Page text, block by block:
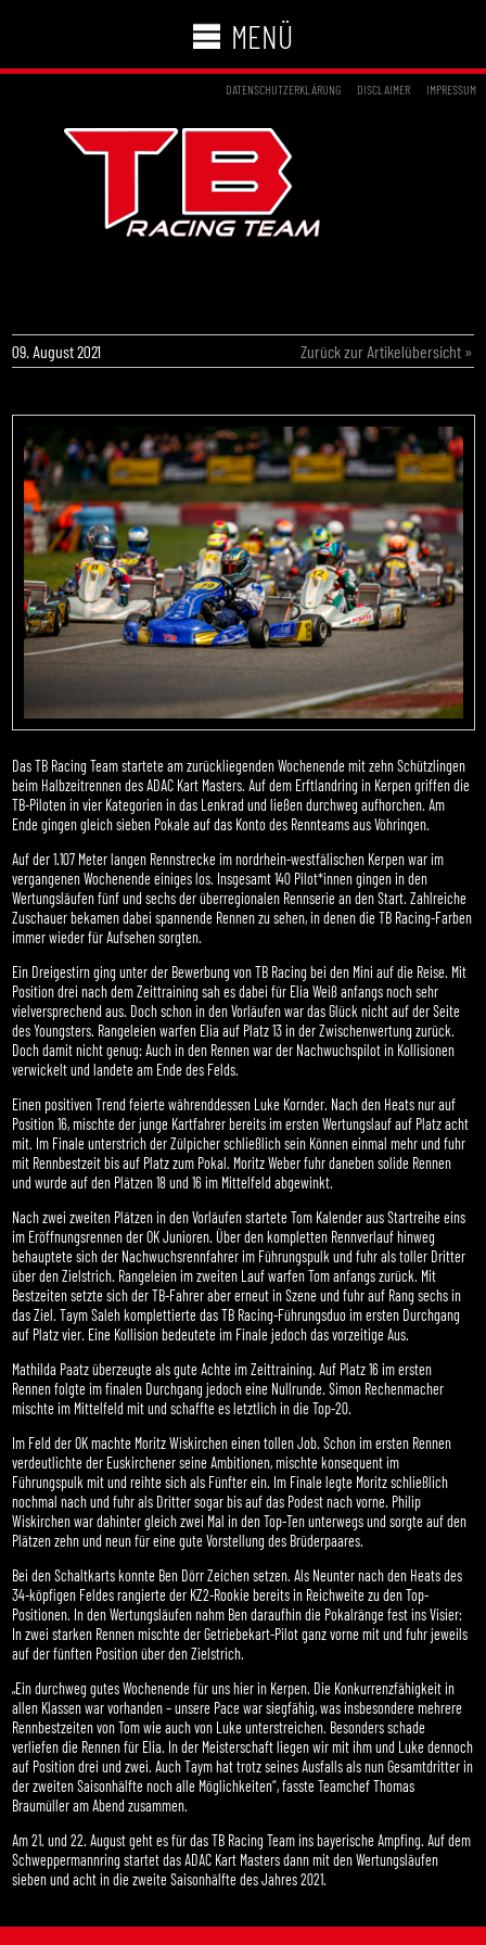
MENÜ
DATENSCHUTZERKLÄRUNG DISCLAIMER IMPRESSUM
09. August 2021 Zurück zur Artikelübersicht »
Das TB Racing Team startete am zurückliegenden Wochenende mit zehn Schützlingen
beim Halbzeitrennen des ADAC Kart Masters. Auf dem Erftlandring in Kerpen griffen die
TB-Piloten in vier Kategorien in das Lenkrad und ließen durchweg aufhorchen. Am
Ende gingen gleich sieben Pokale auf das Konto des Rennteams aus Vöhringen.
Auf der 1.107 Meter langen Rennstrecke im nordrhein-westfälischen Kerpen war im
vergangenen Wochenende einiges los. Insgesamt 140 Pilot*innen gingen in den
Wertungsläufen fünf und sechs der überregionalen Rennserie an den Start. Zahlreiche
Zuschauer bekamen dabei spannende Rennen zu sehen, in denen die TB Racing-Farben
immer wieder für Aufsehen sorgten.
Ein Dreigestirn ging unter der Bewerbung von TB Racing bei den Mini auf die Reise. Mit
Position drei nach dem Zeittraining sah es dabei für Elia Weiß anfangs noch sehr
vielversprechend aus. Doch schon in den Vorläufen war das Glück nicht auf der Seite
des Youngsters. Rangeleien warfen Elia auf Platz 13 in der Zwischenwertung zurück.
Doch damit nicht genug: Auch in den Rennen war der Nachwuchspilot in Kollisionen
verwickelt und landete am Ende des Felds.
Einen positiven Trend feierte währenddessen Luke Kornder. Nach den Heats nur auf
Position 16, mischte der junge Kartfahrer bereits im ersten Wertungslauf auf Platz acht
mit. Im Finale unterstrich der Zülpicher schließlich sein Können einmal mehr und fuhr
mit Rennbestzeit bis auf Platz zum Pokal. Moritz Weber fuhr daneben solide Rennen
und wurde auf den Plätzen 18 und 16 im Mittelfeld abgewinkt.
Nach zwei zweiten Plätzen in den Vorläufen startete Tom Kalender aus Startreihe eins
im Eröffnungsrennen der OK Junioren. Über den kompletten Rennverlauf hinweg
behauptete sich der Nachwuchsrennfahrer im Führungspulk und fuhr als toller Dritter
über den Zielstrich. Rangeleien im zweiten Lauf warfen Tom anfangs zurück. Mit
Bestzeiten setzte sich der TB-Fahrer aber erneut in Szene und fuhr auf Rang sechs in
das Ziel. Taym Saleh komplettierte das TB Racing-Führungsduo im ersten Durchgang
auf Platz vier. Eine Kollision bedeutete im Finale jedoch das vorzeitige Aus.
Mathilda Paatz überzeugte als gute Achte im Zeittraining. Auf Platz 16 im ersten
Rennen folgte im finalen Durchgang jedoch eine Nullrunde. Simon Rechenmacher
mischte im Mittelfeld mit und schaffte es letztlich in die Top-20.
Im Feld der OK machte Moritz Wiskirchen einen tollen Job. Schon im ersten Rennen
verdeutlichte der Euskirchener seine Ambitionen, mischte konsequent im
Führungspulk mit und reihte sich als Fünfter ein. Im Finale legte Moritz schließlich
nochmal nach und fuhr als Dritter sogar bis auf das Podest nach vorne. Philip
Wiskirchen war dahinter gleich zwei Mal in den Top-Ten unterwegs und sorgte auf den
Plätzen zehn und neun für eine gute Vorstellung des Brüderpaares.
Bei den Schaltkarts konnte Ben Dörr Zeichen setzen. Als Neunter nach den Heats des
34-köpfigen Feldes rangierte der KZ2-Rookie bereits in Reichweite zu den Top-
Positionen. In den Wertungsläufen nahm Ben daraufhin die Pokalränge fest ins Visier:
In zwei starken Rennen mischte der Getriebekart-Pilot ganz vorne mit und fuhr jeweils
auf der fünften Position über den Zielstrich.
„Ein durchweg gutes Wochenende für uns hier in Kerpen. Die Konkurrenzfähigkeit in
allen Klassen war vorhanden – unsere Pace war siegfähig, was insbesondere mehrere
Rennbestzeiten von Tom wie auch von Luke unterstreichen. Besonders schade
verliefen die Rennen für Elia. In der Meisterschaft liegen wir mit ihm und Luke dennoch
auf Position drei und zwei. Auch Taym hat trotz seines Ausfalls als nun Gesamtdritter in
der zweiten Saisonhälfte noch alle Möglichkeiten“, fasste Teamchef Thomas
Braumüller am Abend zusammen.
Am 21. und 22. August geht es für das TB Racing Team ins bayerische Ampfing. Auf dem
Schweppermannring startet das ADAC Kart Masters dann mit den Wertungsläufen
sieben und acht in die zweite Saisonhälfte des Jahres 2021.